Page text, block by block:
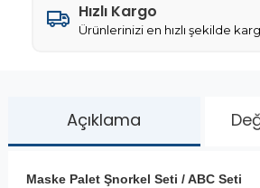
Hızlı Kargo
Ürünlerinizi en hızlı şekilde
Açıklama
Maske Palet Şnorkel Seti / ABC Seti